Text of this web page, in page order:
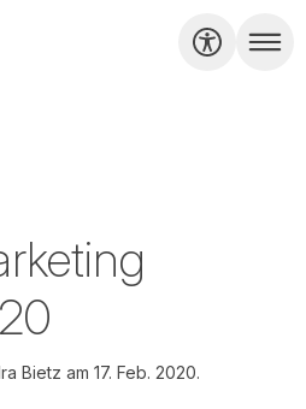
Bietz am 17. Feb. 2020.